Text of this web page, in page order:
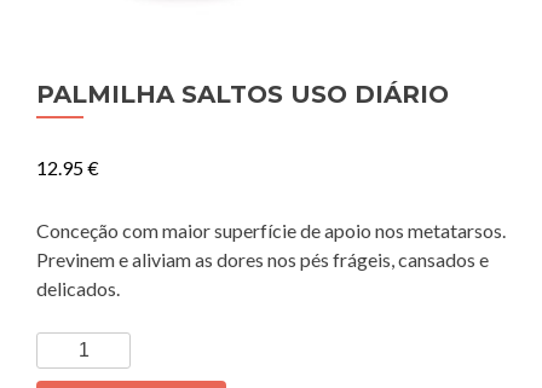
PALMILHA SALTOS USO DIÁRIO
12.95€
Conceção com maior superfície de apoio nos metatarsos.
Previnem e aliviam as dores nos pés frágeis, cansados e
delicados.
Quantidade
de